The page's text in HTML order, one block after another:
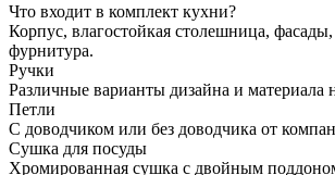
Что входит в комплект кухни?
Корпус, влагостойкая столешница, фасады,
фурнитура.
Ручки
Различные варианты дизайна и материала
Петли
С доводчиком или без доводчика от
Сушка для посуды
Хромированная сушка с двойным